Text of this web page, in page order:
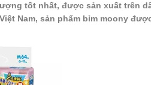
tốt nhất, được sản xuất trên
Nam, sản phẩm bỉm moony